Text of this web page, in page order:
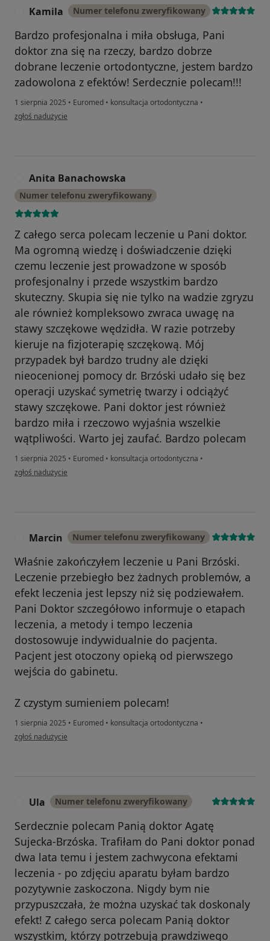
Kamila Numer telefonu zweryfikowany
Bardzo profesjonalna i miła obsługa, Pani
doktor zna się na rzeczy, bardzo dobrze
dobrane leczenie ortodontyczne, jestem bardzo
zadowolona z efektów! Serdecznie polecam!!!
1 sierpnia 2025 • Euromed • konsultacja ortodontyczna •
w opinii użytkownika Kamila
zgłoś nadużycie
Anita Banachowska
Numer telefonu zweryfikowany
Z całego serca polecam leczenie u Pani doktor.
Ma ogromną wiedzę i doświadczenie dzięki
czemu leczenie jest prowadzone w sposób
profesjonalny i przede wszystkim bardzo
skuteczny. Skupia się nie tylko na wadzie zgryzu
ale również kompleksowo zwraca uwagę na
stawy szczękowe wędzidła. W razie potrzeby
kieruje na fizjoterapię szczękową. Mój
przypadek był bardzo trudny ale dzięki
nieocenionej pomocy dr. Brzóski udało się bez
operacji uzyskać symetrię twarzy i odciążyć
stawy szczękowe. Pani doktor jest również
bardzo miła i rzeczowo wyjaśnia wszelkie
wątpliwości. Warto jej zaufać. Bardzo polecam
1 sierpnia 2025 • Euromed • konsultacja ortodontyczna •
w opinii użytkownika Anita Banachowska
zgłoś nadużycie
Marcin Numer telefonu zweryfikowany
Właśnie zakończyłem leczenie u Pani Brzóski.
Leczenie przebiegło bez żadnych problemów, a
efekt leczenia jest lepszy niż się podziewałem.
Pani Doktor szczegółowo informuje o etapach
leczenia, a metody i tempo leczenia
dostosowuje indywidualnie do pacjenta.
Pacjent jest otoczony opieką od pierwszego
wejścia do gabinetu.
Z czystym sumieniem polecam!
1 sierpnia 2025 • Euromed • konsultacja ortodontyczna •
w opinii użytkownika Marcin
zgłoś nadużycie
Ula Numer telefonu zweryfikowany
Serdecznie polecam Panią doktor Agatę
Sujecka-Brzóska. Trafiłam do Pani doktor ponad
dwa lata temu i jestem zachwycona efektami
leczenia - po zdjęciu aparatu byłam bardzo
pozytywnie zaskoczona. Nigdy bym nie
przypuszczała, że można uzyskać tak doskonaly
efekt! Z całego serca polecam Panią doktor
wszystkim, którzy potrzebują prawdziwego